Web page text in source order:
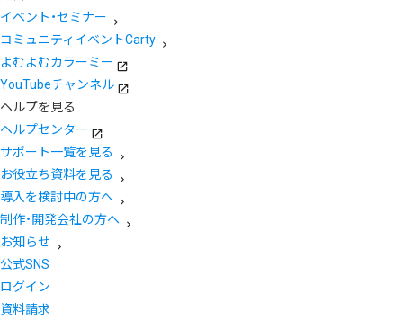
イベント・セミナー
コミュニティイベントCarty
よむよむカラーミー
YouTubeチャンネル
ヘルプを見る
ヘルプセンター
サポート一覧を見る
お役立ち資料を見る
導入を検討中の方へ
制作・開発会社の方へ
お知らせ
公式SNS
ログイン
資料請求